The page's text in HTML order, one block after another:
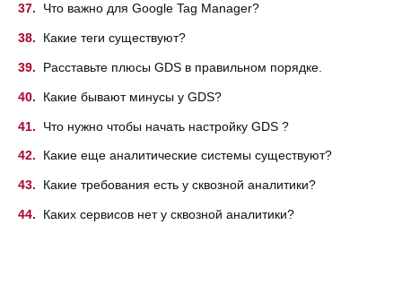
Что важно для Google Tag Manager?
Какие теги существуют?
Расставьте плюсы GDS в правильном порядке.
Какие бывают минусы у GDS?
Что нужно чтобы начать настройку GDS ?
Какие еще аналитические системы существуют?
Какие требования есть у сквозной аналитики?
Каких сервисов нет у сквозной аналитики?